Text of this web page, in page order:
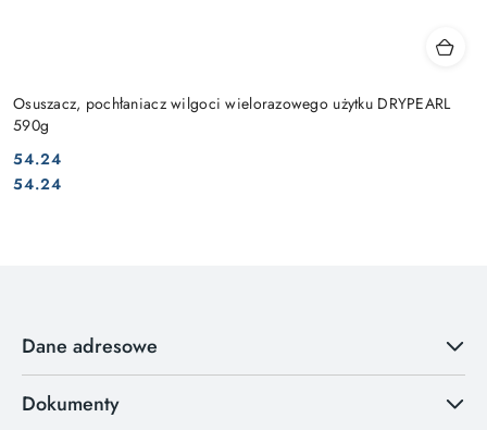
Osuszacz, pochłaniacz wilgoci wielorazowego użytku DRYPEARL
590g
Cena:
54.24
Cena:
54.24
Dane adresowe
Dokumenty